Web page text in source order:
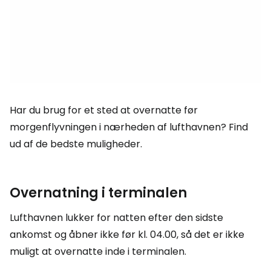
Har du brug for et sted at overnatte før
morgenflyvningen i nærheden af lufthavnen? Find
ud af de bedste muligheder.
Overnatning i terminalen
Lufthavnen lukker for natten efter den sidste
ankomst og åbner ikke før kl. 04.00, så det er ikke
muligt at overnatte inde i terminalen.